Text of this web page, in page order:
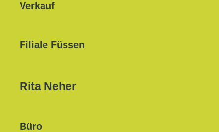
Verkauf
Filiale Füssen
Rita Neher
Büro